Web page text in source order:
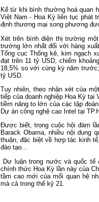
Kể từ khi bình thường hoá quan
Việt Nam - Hoa Kỳ liên tục phát
định thương mại song phương
Xét trên bình diện thị trường
trường lớn nhất đối với hàng
Tổng cục Thống kê, kim ngạch
đạt trên 11 tỷ USD, chiếm
18,5% so với cùng kỳ năm
tỷ USD.
Tuy nhiên, theo nhận xét của
tiếp của doanh nghiệp Hoa Kỳ
tiềm năng to lớn của các tập
Dự án công nghệ cao Intel tại
Được biết, trong cuộc hội đàm
Barack Obama, nhiều nội dung
thuận, đặc biệt về hợp tác kinh
đào tạo...
Dư luận trong nước và quốc tế
chính thức Hoa Kỳ lần này của
tầm cao mới của mối quan hệ
mà cả trong thế kỷ 21.